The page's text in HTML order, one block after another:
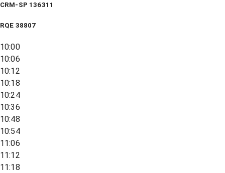
CRM-SP 136311
RQE 38807
10:00
10:06
10:12
10:18
10:24
10:36
10:48
10:54
11:06
11:12
11:18